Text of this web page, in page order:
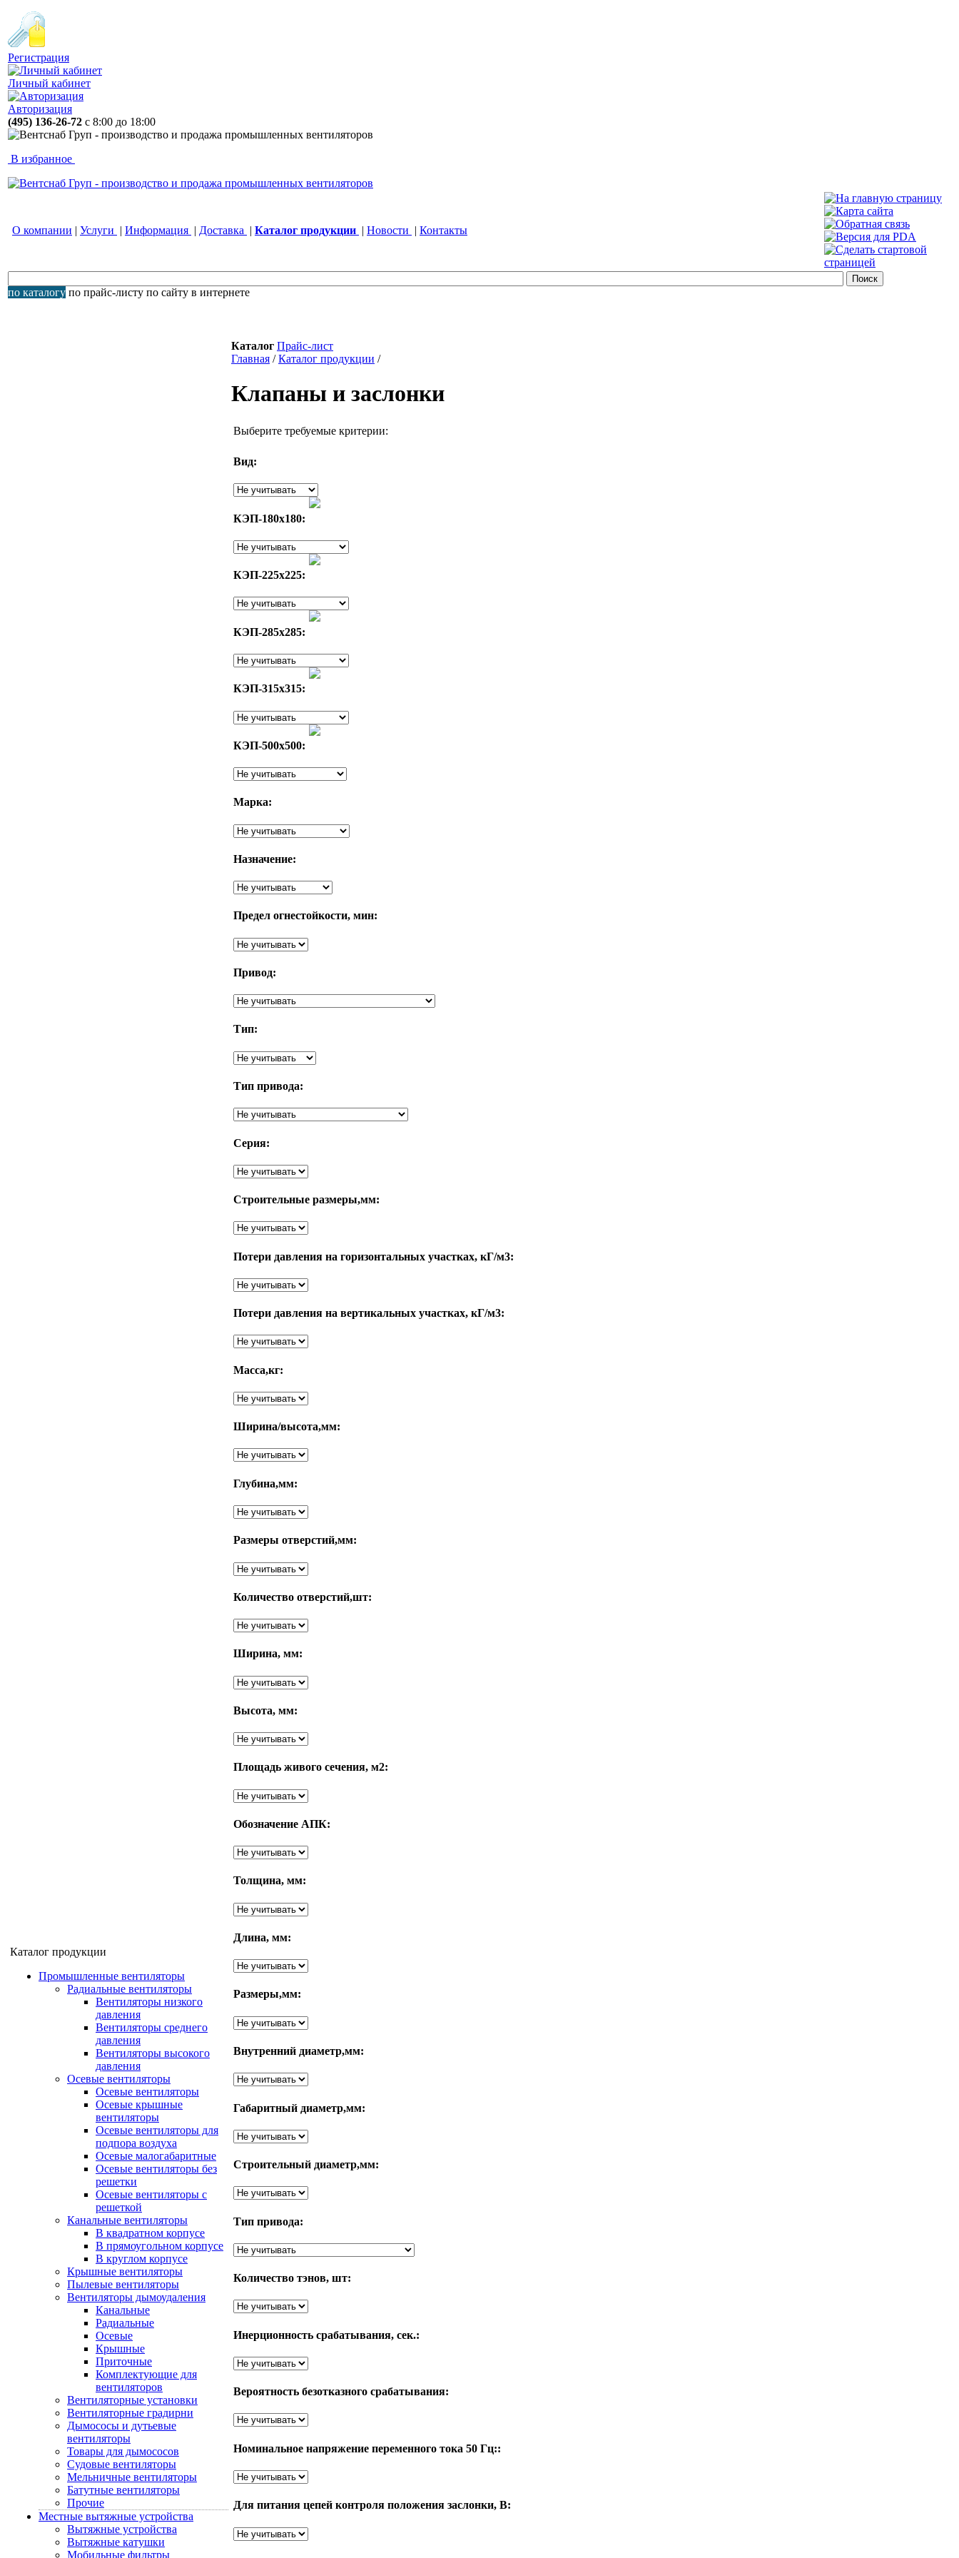
Регистрация
Личный кабинет
Авторизация
(495) 136-26-72 с 8:00 до 18:00
В избранное
О компании | Услуги | Информация | Доставка | Каталог продукции | Новости | Контакты
по каталогу по прайс-листу по сайту в интернете
Каталог продукции
Промышленные вентиляторы
Радиальные вентиляторы
Вентиляторы низкого
давления
Вентиляторы среднего
давления
Вентиляторы высокого
давления
Осевые вентиляторы
Осевые вентиляторы
Осевые крышные
вентиляторы
Осевые вентиляторы для
подпора воздуха
Осевые малогабаритные
Осевые вентиляторы без
решетки
Осевые вентиляторы с
решеткой
Канальные вентиляторы
В квадратном корпусе
В прямоугольном корпусе
В круглом корпусе
Крышные вентиляторы
Пылевые вентиляторы
Вентиляторы дымоудаления
Канальные
Радиальные
Осевые
Крышные
Приточные
Комплектующие для
вентиляторов
Вентиляторные установки
Вентиляторные градирни
Дымососы и дутьевые
вентиляторы
Товары для дымососов
Судовые вентиляторы
Мельничные вентиляторы
Батутные вентиляторы
Прочие
Местные вытяжные устройства
Вытяжные устройства
Вытяжные катушки
Мобильные фильтры
Каталог Прайс-лист
Главная /Каталог продукции /
Клапаны и заслонки
Выберите требуемые критерии:
Вид:
КЭП-180х180:
КЭП-225х225:
КЭП-285х285:
КЭП-315х315:
КЭП-500х500:
Марка:
Назначение:
Предел огнестойкости, мин:
Привод:
Тип:
Тип привода:
Серия:
Строительные размеры,мм:
Потери давления на горизонтальных участках, кГ/м3:
Потери давления на вертикальных участках, кГ/м3:
Масса,кг:
Ширина/высота,мм:
Глубина,мм:
Размеры отверстий,мм:
Количество отверстий,шт:
Ширина, мм:
Высота, мм:
Площадь живого сечения, м2:
Обозначение АПК:
Толщина, мм:
Длина, мм:
Размеры,мм:
Внутренний диаметр,мм:
Габаритный диаметр,мм:
Строительный диаметр,мм:
Тип привода:
Количество тэнов, шт:
Инерционность срабатывания, сек.:
Вероятность безотказного срабатывания:
Номинальное напряжение переменного тока 50 Гц::
Для питания цепей контроля положения заслонки, В: